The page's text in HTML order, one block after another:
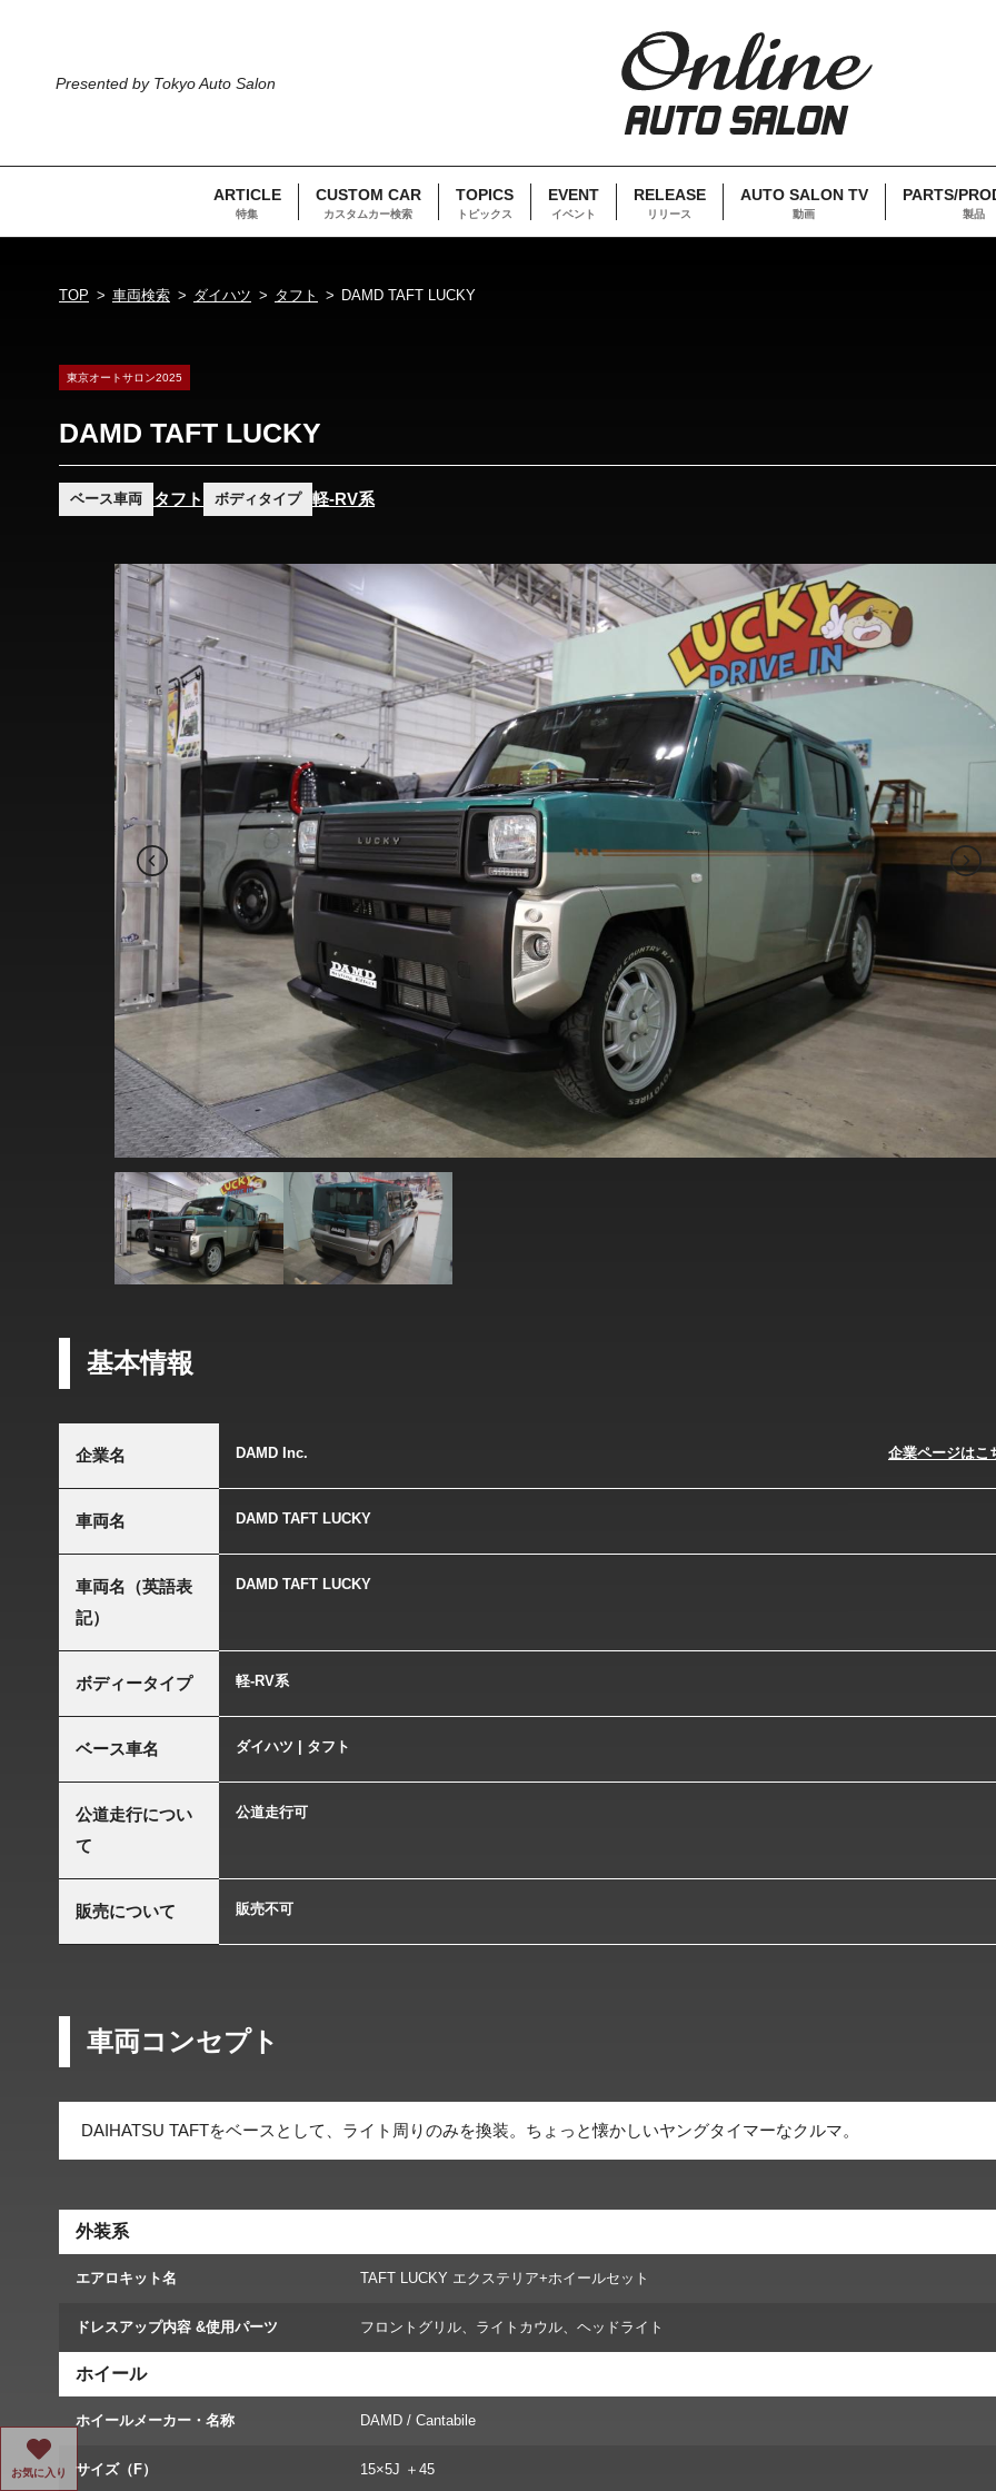
Presented by Tokyo Auto Salon
ARTICLE
特集
CUSTOM CAR
カスタムカー検索
TOPICS
トピックス
EVENT
イベント
RELEASE
リリース
AUTO SALON TV
動画
PARTS/
製品
TOP 車両検索 ダイハツ タフト DAMD TAFT LUCKY
東京オートサロン2025
DAMD TAFT LUCKY
ベース車両 タフト ボディタイプ 軽-RV系
基本情報
企業名 DAMD Inc. 企業ページはこ
車両名 DAMD TAFT LUCKY
車両名（英語表
記）
DAMD TAFT LUCKY
ボディータイプ 軽-RV系
ベース車名 ダイハツ | タフト
公道走行につい
て
公道走行可
販売について 販売不可
車両コンセプト
DAIHATSU TAFTをベースとして、ライト周りのみを換装。ちょっと懐かしいヤングタイマーなクルマ。
外装系
エアロキット名 TAFT LUCKY エクステリア+ホイールセット
ドレスアップ内容 &使用パーツ フロントグリル、ライトカウル、ヘッドライト
ホイール
ホイールメーカー・名称 DAMD / Cantabile
サイズ（F） 15×5J ＋45
お気に入り